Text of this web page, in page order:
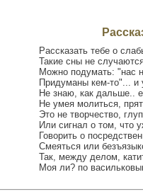
Рассказать тебе о
Такие сны не
Можно подумать: "нас
Придуманы кем-то"... и
Не знаю, как дальше..
Не умея молиться,
Это не творчество,
Или сигнал о том, что
Говорить о
Смеяться или
Так, между делом,
Моя ли? по